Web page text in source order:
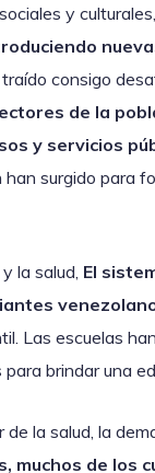
y
consigo
de la
y servicios
surgido para
la salud, El
Las escuelas
brindar una
la salud, la
muchos de los